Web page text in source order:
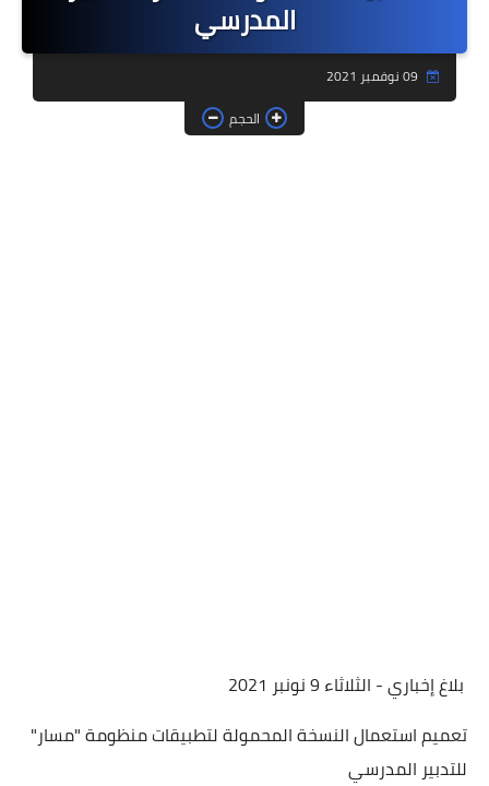
فروض وامتحانات
دلائل تربوية
المدرسي
الحجم
بلاغ إخباري - الثلاثاء 9 نونبر 2021
تعميم استعمال النسخة المحمولة لتطبيقات منظومة "مسار"
للتدبير المدرسي